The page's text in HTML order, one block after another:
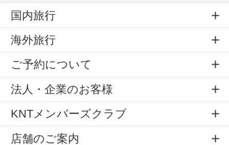
国内旅行
海外旅行
ご予約について
法人・企業のお客様
KNTメンバーズクラブ
店舗のご案内